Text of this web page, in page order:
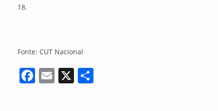
18.
Fonte: CUT Nacional
F E X